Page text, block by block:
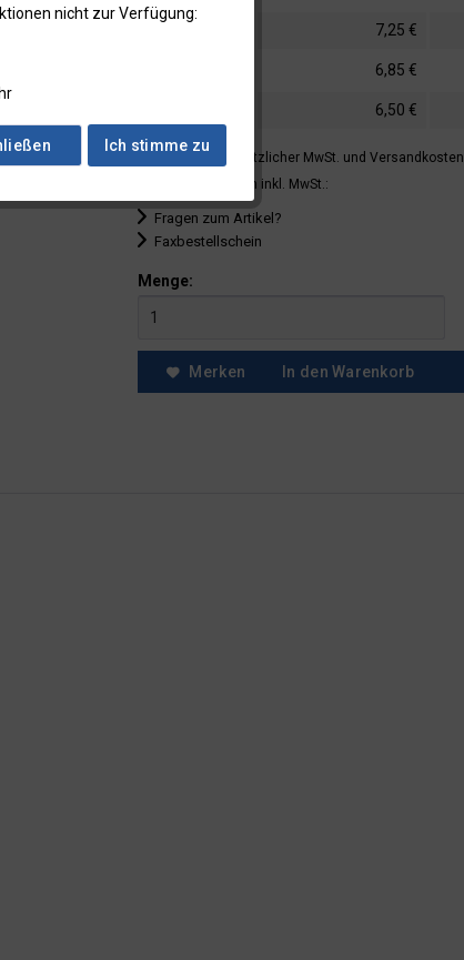
7,25 €
6,85 €
6,50 €
* Preise zzgl. gesetzlicher MwSt. und Versandkosten
Preise in Klammern inkl. MwSt.:
Fragen zum Artikel?
Faxbestellschein
Menge:
Merken In den Warenkorb
nicht zur Verfügung:
Ich stimme zu